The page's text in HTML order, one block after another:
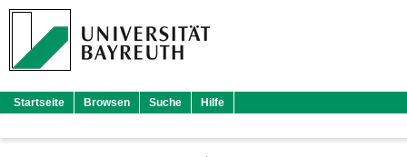
Startseite Browsen Suche Hilfe